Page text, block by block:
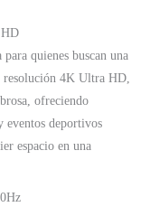
quienes buscan una
resolución 4K Ultra HD,
ofreciendo
eventos deportivos
espacio en una